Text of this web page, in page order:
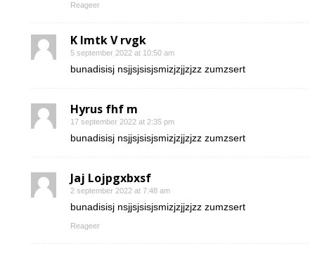
Reageer
K Imtk V rvgk
5 september 2022 at 10:50 am
bunadisisj nsjjsjsisjsmizjzjjzjzz zumzsert
Hyrus fhf m
17 september 2022 at 2:35 pm
bunadisisj nsjjsjsisjsmizjzjjzjzz zumzsert
Jaj Lojpgxbxsf
2 september 2022 at 7:48 am
bunadisisj nsjjsjsisjsmizjzjjzjzz zumzsert
Reageer